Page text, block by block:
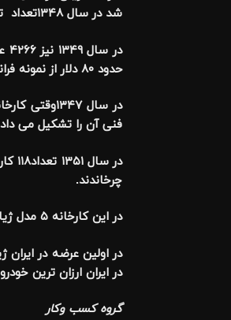
شد در سال ۱۳۴۸تعداد تولیدبه رقم ۳۳۵۳ دستگاه رسید .
حدود ۸۰ دلار از نمونه فرانسوی آن گرانتر تولید می شد.
فنی آن را تشکیل می
چرخاندند.
در این کارخانه۵ مدل ژیان تولید میشد
در ایران ارزان ترین
گروه کسب وکار